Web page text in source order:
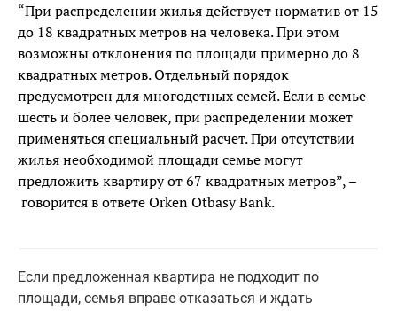
“При распределении жилья действует норматив от 15
до 18 квадратных метров на человека. При этом
возможны отклонения по площади примерно до 8
квадратных метров. Отдельный порядок
предусмотрен для многодетных семей. Если в семье
шесть и более человек, при распределении может
применяться специальный расчет. При отсутствии
жилья необходимой площади семье могут
предложить квартиру от 67 квадратных метров”, –
говорится в ответе Orken Otbasy Bank.
Если предложенная квартира не подходит по
площади, семья вправе отказаться и ждать